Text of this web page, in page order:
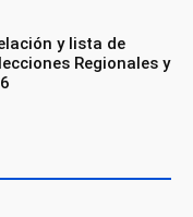
y lista de
Regionales y